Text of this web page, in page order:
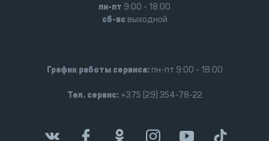
пн-пт 9:00 - 18:00
сб-всвыходной
График работы сервиса:пн-пт 9:00 - 18:00
Тел. сервис:+375 (29) 354-78-22